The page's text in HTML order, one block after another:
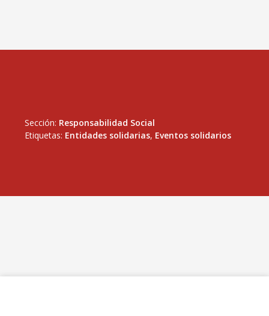
Sección: Responsabilidad Social
Etiquetas: Entidades solidarias, Eventos solidarios